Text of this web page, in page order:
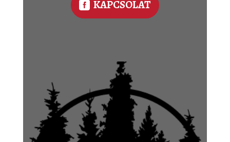
KAPCSOLAT